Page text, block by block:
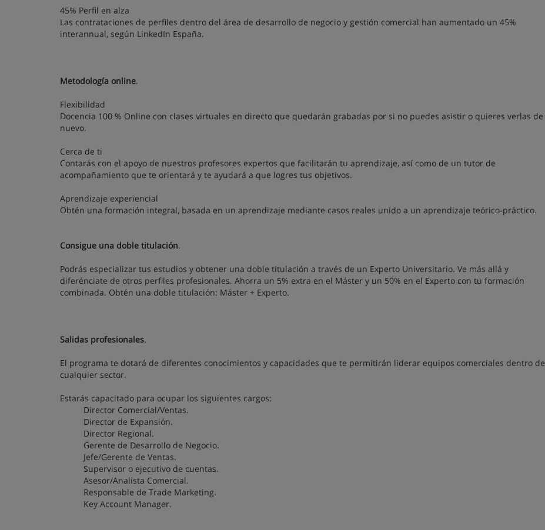
45% Perfil en alza
Las contrataciones de perfiles dentro del área de desarrollo de negocio y gestión comercial han aumentado un 45%
interannual, según LinkedIn España.
Metodología online.
Flexibilidad
Docencia 100 % Online con clases virtuales en directo que quedarán grabadas por si no puedes asistir o quieres verlas de
nuevo.
Cerca de ti
Contarás con el apoyo de nuestros profesores expertos que facilitarán tu aprendizaje, así como de un tutor de
acompañamiento que te orientará y te ayudará a que logres tus objetivos.
Aprendizaje experiencial
Obtén una formación integral, basada en un aprendizaje mediante casos reales unido a un aprendizaje teórico-práctico.
Consigue una doble titulación.
Podrás especializar tus estudios y obtener una doble titulación a través de un Experto Universitario. Ve más allá y
diferénciate de otros perfiles profesionales. Ahorra un 5% extra en el Máster y un 50% en el Experto con tu formación
combinada. Obtén una doble titulación: Máster + Experto.
Salidas profesionales.
El programa te dotará de diferentes conocimientos y capacidades que te permitirán liderar equipos comerciales dentro de
cualquier sector.
Estarás capacitado para ocupar los siguientes cargos:
Director Comercial/Ventas.
Director de Expansión.
Director Regional.
Gerente de Desarrollo de Negocio.
Jefe/Gerente de Ventas.
Supervisor o ejecutivo de cuentas.
Asesor/Analista Comercial.
Responsable de Trade Marketing.
Key Account Manager.